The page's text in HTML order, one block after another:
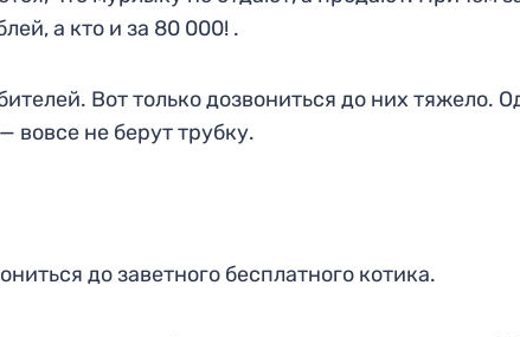
а кто и за 80 000! .
Вот только дозвониться до них тяжело.
вовсе не берут трубку.
до заветного бесплатного котика.